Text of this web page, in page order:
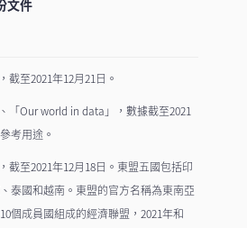
文件
至2021年12月21日。
「Our world in data」，數據截至2021
考用途。
截至2021年12月18日。東盟五國包括印
泰國和越南。東盟的官方名稱為東南亞
個成員國組成的經濟聯盟，2021年和